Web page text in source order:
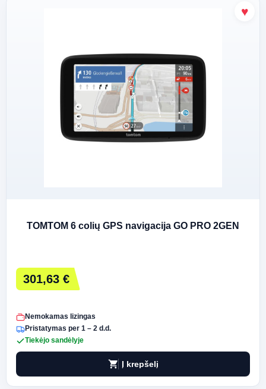
TOMTOM 6 colių GPS navigacija GO PRO 2GEN
301,63 €
Nemokamas lizingas
Pristatymas per 1 – 2 d.d.
Tiekėjo sandėlyje
shopping_cart Į krepšelį